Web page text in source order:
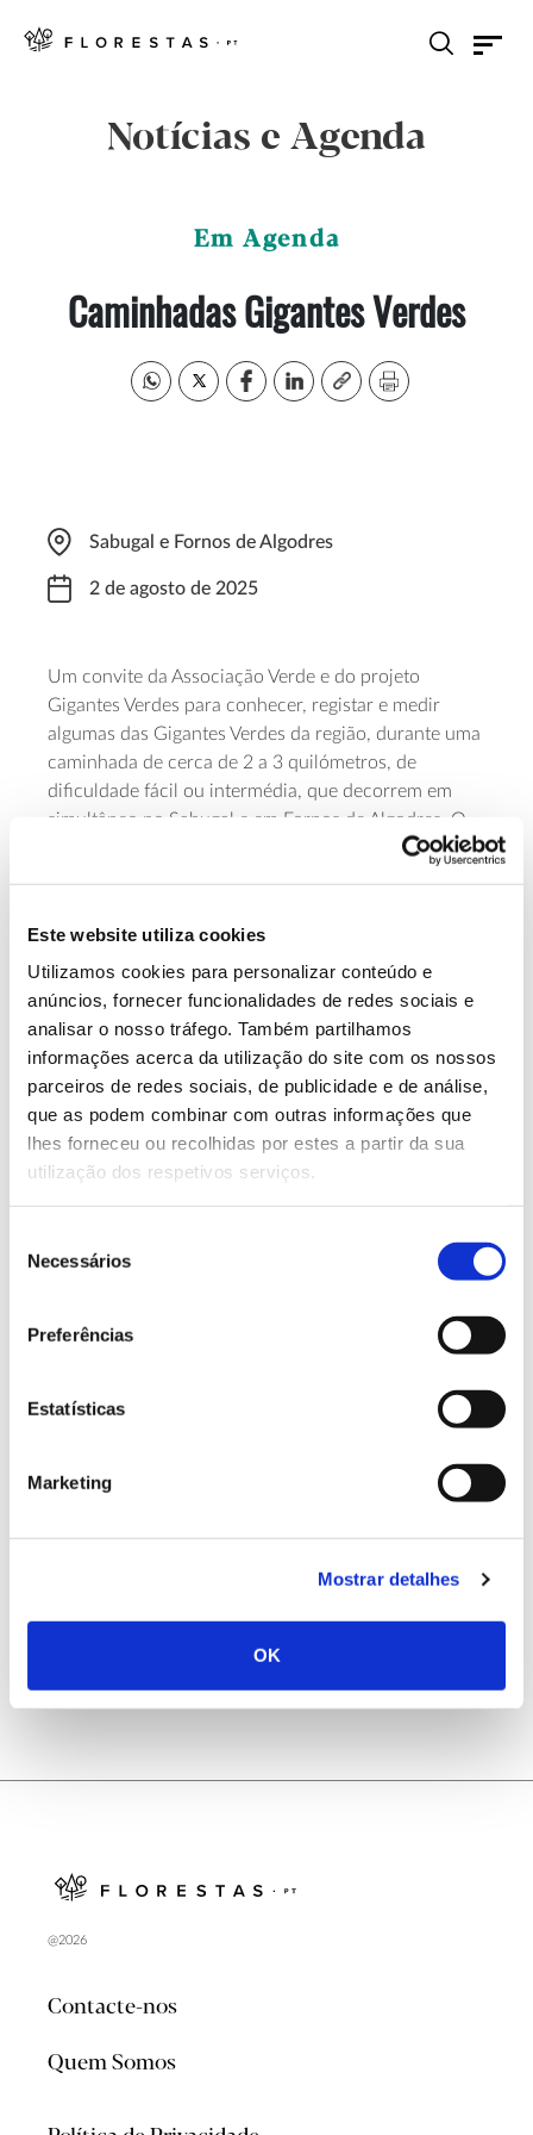
Este website utiliza cookies
Utilizamos cookies para personalizar conteúdo e
anúncios, fornecer funcionalidades de redes sociais e
analisar o nosso tráfego. Também partilhamos
informações acerca da utilização do site com os nossos
parceiros de redes sociais, de publicidade e de análise,
que as podem combinar com outras informações que
lhes forneceu ou recolhidas por estes a partir da sua
utilização dos respetivos serviços.
Necessários
Preferências
Estatísticas
Marketing
Mostrar detalhes
OK
Notícias e Agenda
Em Agenda
Caminhadas Gigantes Verdes
Sabugal e Fornos de Algodres
2 de agosto de 2025
Um convite da Associação Verde e do projeto
Gigantes Verdes para conhecer, registar e medir
algumas das Gigantes Verdes da região, durante uma
caminhada de cerca de 2 a 3 quilómetros, de
dificuldade fácil ou intermédia, que decorrem em
simultâneo no Sabugal e em Fornos de Algodres. O
objetivo é continuar a identificar e referenciar as
decorre das 09h30 às 12h30. As vagas são limitadas
e a inscrição prévia obrigatória.
Saiba mais e inscreva-se
13.07.2026
Genoma do priolo e de outras espécies em risco:
conhecer para conservar
Registar galhas de Trichi em acácia-das-espigas:
@2026
Contacte-nos
Quem Somos